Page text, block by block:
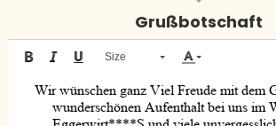
Grußbotschaft
Size